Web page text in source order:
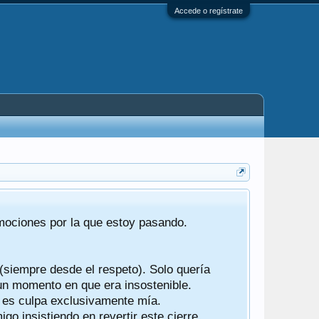
Accede o regístrate
por la que estoy pasando.
desde el respeto). Solo quería
momento en que era insostenible.
culpa exclusivamente mía.
insistiendo en revertir este cierre.